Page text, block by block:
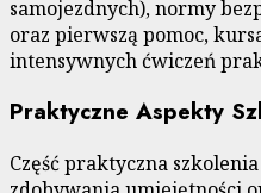
samojezdnych), normy
oraz pierwszą pomoc,
intensywnych ćwiczeń
Praktyczne Aspekty
Część praktyczna